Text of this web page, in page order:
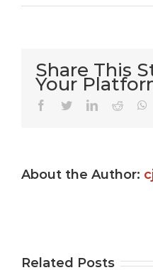
Share This
Your
Facebook
TwitterLinkedIn
Reddit
About the Author:
Related Posts
Very
game ?
free